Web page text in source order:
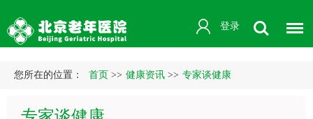
登录
您所在的位置： 首页 >> 健康资讯 >> 专家谈健康